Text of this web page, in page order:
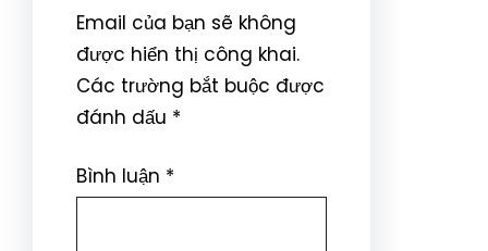
Email của bạn sẽ không
được hiển thị công khai.
Các trường bắt buộc được
đánh dấu *
Bình luận *